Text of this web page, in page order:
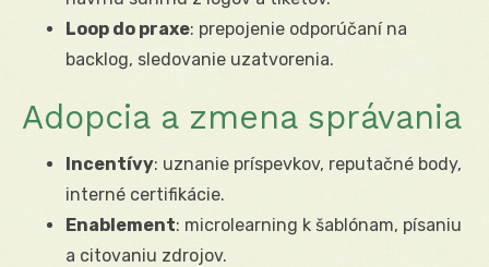
Loop do praxe: prepojenie odporúčaní na
backlog, sledovanie uzatvorenia.
Adopcia a zmena správania
Incentívy: uznanie príspevkov, reputačné body,
interné certifikácie.
Enablement: microlearning k šablónam, písaniu
a citovaniu zdrojov.